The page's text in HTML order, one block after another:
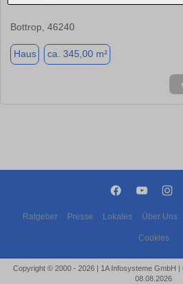
Bottrop, 46240
Haus ca. 345,00 m²
Ratgeber Presse Lokales Über Uns
Cookies
Copyright © 2000 - 2026 | 1A Infosysteme GmbH
08.08.2026